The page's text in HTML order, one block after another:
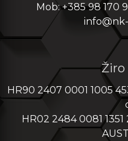
Mob: +385 98 170
Žiro
HR90 2407 0001 1005
HR02 2484 0081